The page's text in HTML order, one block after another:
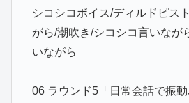
シコシコボイス/ディルドピス
がら/潮吹き/シコシコ言いなが
いながら
06 ラウンド5「日常会話で振